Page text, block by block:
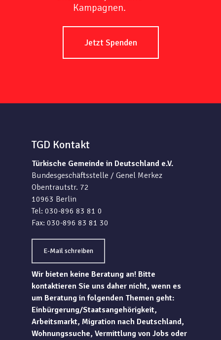
Kampagnen.
Jetzt Spenden
TGD Kontakt
Türkische Gemeinde in Deutschland e.V.
Bundesgeschäftsstelle / Genel Merkez
Obentrautstr. 72
10963 Berlin
Tel: 030-896 83 81 0
Fax: 030-896 83 81 30
E-Mail schreiben
Wir bieten keine Beratung an! Bitte
kontaktieren Sie uns daher nicht, wenn es
um Beratung in folgenden Themen geht:
Einbürgerung/Staatsangehörigkeit,
Arbeitsmarkt, Migration nach Deutschland,
Wohnungssuche, Vermittlung von Jobs oder